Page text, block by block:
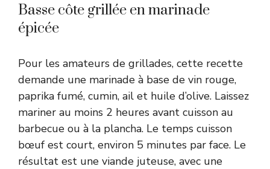
Basse côte grillée en marinade
épicée
Pour les amateurs de grillades, cette recette
demande une marinade à base de vin rouge,
paprika fumé, cumin, ail et huile d’olive. Laissez
mariner au moins 2 heures avant cuisson au
barbecue ou à la plancha. Le temps cuisson
bœuf est court, environ 5 minutes par face. Le
résultat est une viande juteuse, avec une